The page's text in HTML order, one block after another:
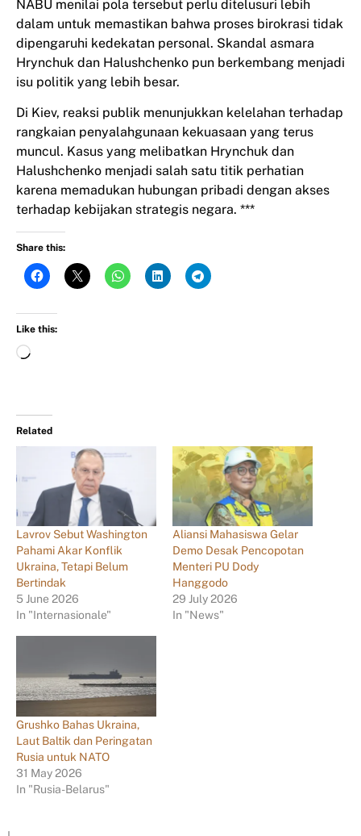
NABU menilai pola tersebut perlu ditelusuri lebih
dalam untuk memastikan bahwa proses birokrasi tidak
dipengaruhi kedekatan personal. Skandal asmara
Hrynchuk dan Halushchenko pun berkembang menjadi
isu politik yang lebih besar.
Di Kiev, reaksi publik menunjukkan kelelahan terhadap
rangkaian penyalahgunaan kekuasaan yang terus
muncul. Kasus yang melibatkan Hrynchuk dan
Halushchenko menjadi salah satu titik perhatian
karena memadukan hubungan pribadi dengan akses
terhadap kebijakan strategis negara. ***
Share this:
Like this:
Related
Lavrov Sebut Washington
Pahami Akar Konflik
Ukraina, Tetapi Belum
Bertindak
5 June 2026
In "Internasionale"
Aliansi Mahasiswa Gelar
Demo Desak Pencopotan
Menteri PU Dody
Hanggodo
29 July 2026
In "News"
Grushko Bahas Ukraina,
Laut Baltik dan Peringatan
Rusia untuk NATO
31 May 2026
In "Rusia-Belarus"